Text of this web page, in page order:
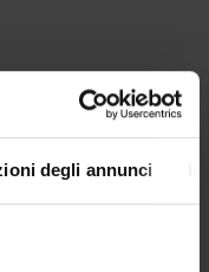
degli annunci